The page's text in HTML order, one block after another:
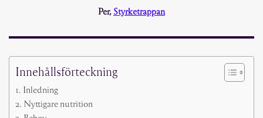
Per, Styrketrappan
Innehållsförteckning
Inledning
Nyttigare nutrition